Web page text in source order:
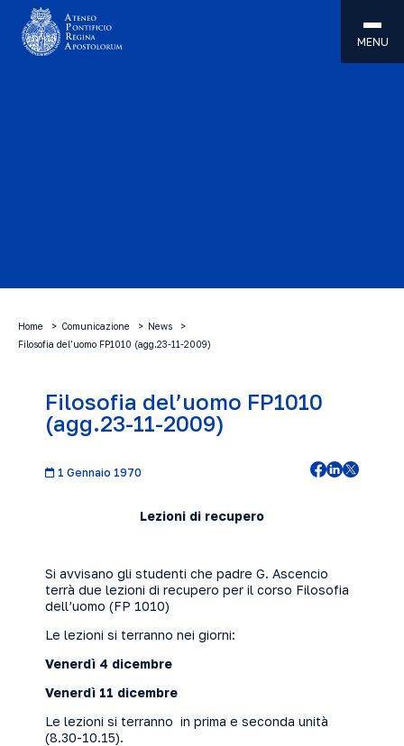
MENU
Home Comunicazione
News
Filosofia del’uomo FP1010 (agg.23-11-2009)
Filosofia del’uomo FP1010
(agg.23-11-2009)
1 Gennaio 1970
Lezioni di recupero
Si avvisano gli studenti che padre G. Ascencio
terrà due lezioni di recupero per il corso Filosofia
dell’uomo (FP 1010)
Le lezioni si terranno nei giorni:
Venerdì 4 dicembre
Venerdì 11 dicembre
Le lezioni si terranno in prima e seconda unità
(8.30-10.15).